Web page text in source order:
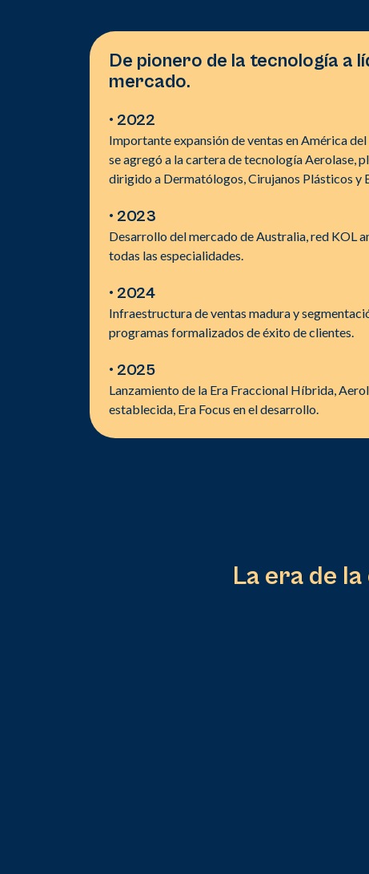
De pionero de la tecnología a
mercado.
• 2022
Importante expansión de ventas en América
se agregó a la cartera de tecnología Aerolase,
dirigido a Dermatólogos, Cirujanos Plásticos y
• 2023
Desarrollo del mercado de Australia, red KOL
todas las especialidades.
• 2024
Infraestructura de ventas madura y
programas formalizados de éxito de clientes.
• 2025
Lanzamiento de la Era Fraccional Híbrida,
establecida, Era Focus en el desarrollo.
La era de